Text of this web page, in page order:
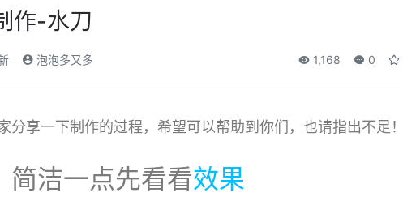
作-水刀
泡泡多又多 1,168 0
分享一下制作的过程，希望可以帮助到你们，也请指出不足！
简洁一点先看看效果